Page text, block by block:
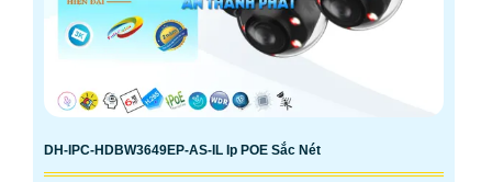
DH-IPC-HDBW3649EP-AS-IL Ip POE Sắc Nét